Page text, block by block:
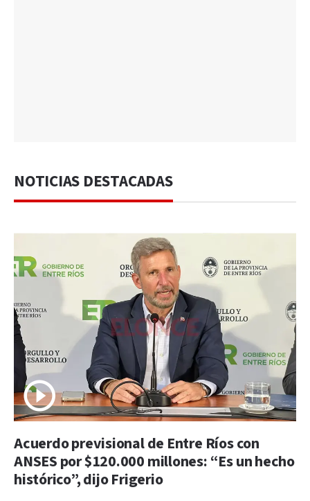
NOTICIAS DESTACADAS
Acuerdo previsional de Entre Ríos con
ANSES por $120.000 millones: “Es un hecho
histórico”, dijo Frigerio